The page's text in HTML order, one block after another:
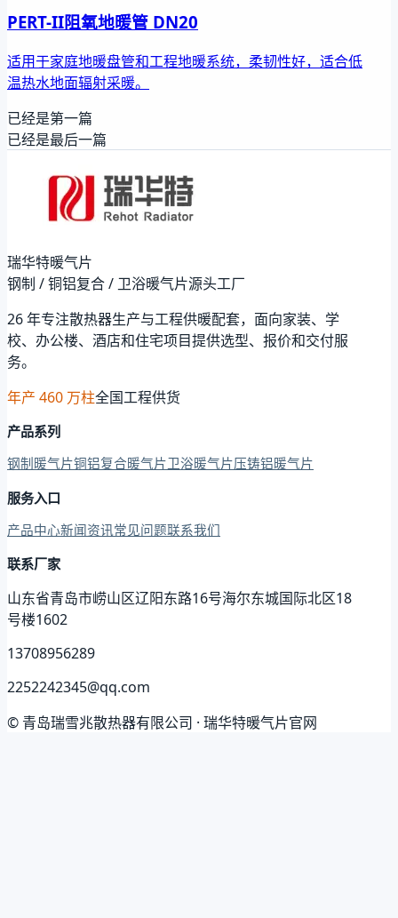
PERT-II阻氧地暖管 DN20
适用于家庭地暖盘管和工程地暖系统，柔韧性好，适合低
温热水地面辐射采暖。
已经是第一篇
已经是最后一篇
瑞华特暖气片
钢制 / 铜铝复合 / 卫浴暖气片源头工厂
26 年专注散热器生产与工程供暖配套，面向家装、学
校、办公楼、酒店和住宅项目提供选型、报价和交付服
务。
年产 460 万柱全国工程供货
产品系列
钢制暖气片铜铝复合暖气片卫浴暖气片压铸铝暖气片
服务入口
产品中心新闻资讯常见问题联系我们
联系厂家
山东省青岛市崂山区辽阳东路16号海尔东城国际北区18
号楼1602
13708956289
2252242345@qq.com
© 青岛瑞雪兆散热器有限公司 · 瑞华特暖气片官网